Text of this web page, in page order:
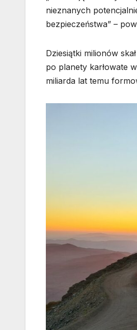
nieznanych
bezpieczeństwa” –
Dziesiątki milionów
po planety karłowate
miliarda lat temu